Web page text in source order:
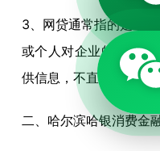
3、网贷通常指的是通
或个人对企业的借贷活
供信息，不直接参与借
二、哈尔滨哈银消费金